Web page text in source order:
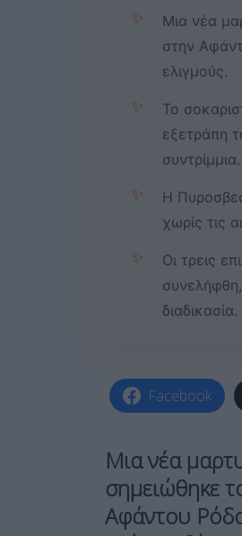
✨
Μια νέα
στην
ελιγμούς.
✨
Το
εξετράπη
συντρίμμια.
✨
Η
χωρίς τις
✨
Οι τρεις
διαδικασία.
Facebook
Μια νέα
σημειώθηκε
Αφάντου